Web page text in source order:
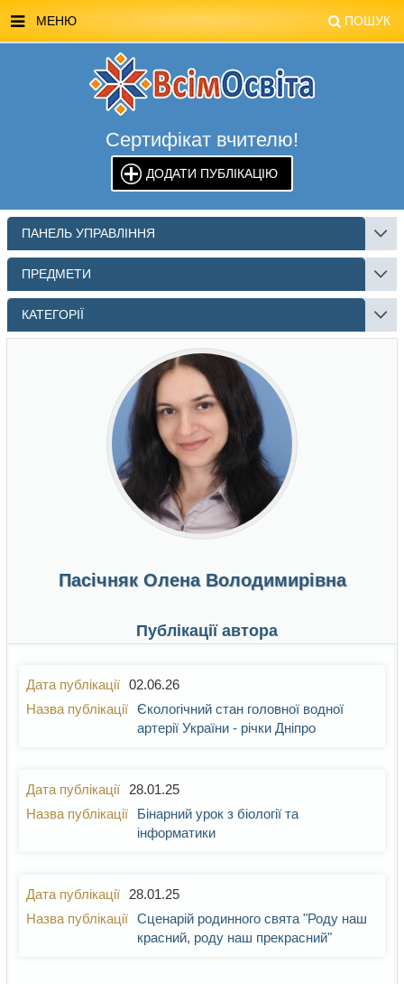
МЕНЮ ПОШУК
МАГАЗИН ВСІМОСВІТА
СТЕНДИ ВСІМОСВІТА
РЕКЛАМА НА САЙТІ
КОНТАКТИ
ПОШУК
Сертифікат вчителю!
ДОДАТИ ПУБЛІКАЦІЮ
ПАНЕЛЬ УПРАВЛІННЯ
ПРЕДМЕТИ
КАТЕГОРІЇ
Пасічняк Олена Володимирівна
Публікації автора
02.06.26
Єкологічний стан головної водної
артерії України - річки Дніпро
28.01.25
Бінарний урок з біології та
інформатики
28.01.25
Сценарій родинного свята "Роду наш
красний, роду наш прекрасний"